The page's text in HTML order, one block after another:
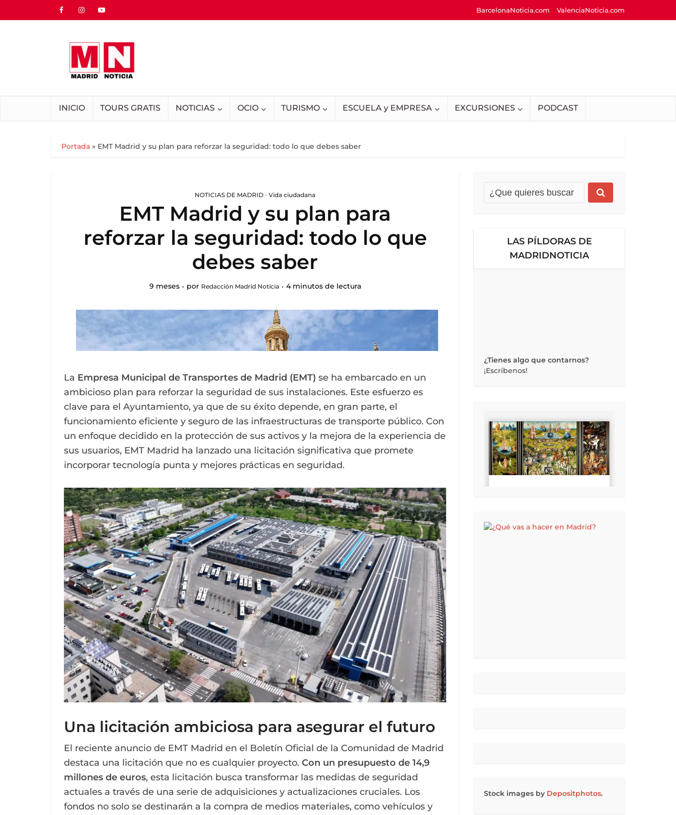
BarcelonaNoticia.com ValenciaNoticia.com
INICIO TOURS GRATIS NOTICIAS OCIO TURISMO ESCUELA y EMPRESA EXCURSIONES PODCAST
Portada » EMT Madrid y su plan para reforzar la seguridad: todo lo que debes saber
NOTICIAS DE MADRID • Vida ciudadana
EMT Madrid y su plan para
reforzar la seguridad: todo lo que
debes saber
9 meses por Redacción Madrid Noticia 4 minutos de lectura
La Empresa Municipal de Transportes de Madrid (EMT) se ha embarcado en un
ambicioso plan para reforzar la seguridad de sus instalaciones. Este esfuerzo es
clave para el Ayuntamiento, ya que de su éxito depende, en gran parte, el
funcionamiento eficiente y seguro de las infraestructuras de transporte público. Con
un enfoque decidido en la protección de sus activos y la mejora de la experiencia de
sus usuarios, EMT Madrid ha lanzado una licitación significativa que promete
incorporar tecnología punta y mejores prácticas en seguridad.
Una licitación ambiciosa para asegurar el futuro
El reciente anuncio de EMT Madrid en el Boletín Oficial de la Comunidad de Madrid
destaca una licitación que no es cualquier proyecto. Con un presupuesto de 14,9
millones de euros, esta licitación busca transformar las medidas de seguridad
actuales a través de una serie de adquisiciones y actualizaciones cruciales. Los
fondos no solo se destinarán a la compra de medios materiales, como vehículos y
LAS PÍLDORAS DE
MADRIDNOTICIA
¿Tienes algo que contarnos?
¡Escríbenos!
Stock images by Depositphotos.